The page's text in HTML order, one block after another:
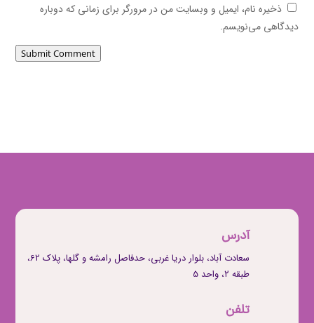
ذخیره نام، ایمیل و وبسایت من در مرورگر برای زمانی که دوباره
دیدگاهی می‌نویسم.
Submit Comment
آدرس
سعادت آباد، بلوار دریا غربی، حدفاصل رامشه و گلها، پلاک 62،
طبقه ۲، واحد 5
تلفن